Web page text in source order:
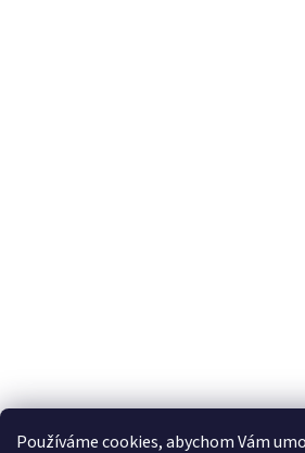
Používáme cookies, abychom Vám